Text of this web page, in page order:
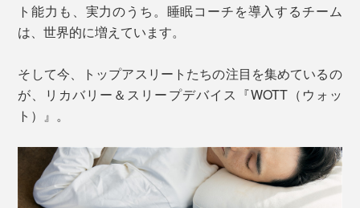
ト能力も、実力のうち。睡眠コーチを導入するチーム
は、世界的に増えています。
そして今、トップアスリートたちの注目を集めているの
が、リカバリー＆スリープデバイス『WOTT（ウォッ
ト）』。